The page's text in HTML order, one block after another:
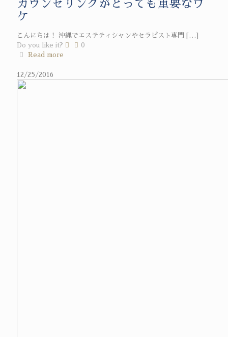
カウンセリングがとっても重要なワ
ケ
こんにちは！ 沖縄でエステティシャンやセラピスト専門
[…]
Do you like it?
0
Read more
12/25/2016